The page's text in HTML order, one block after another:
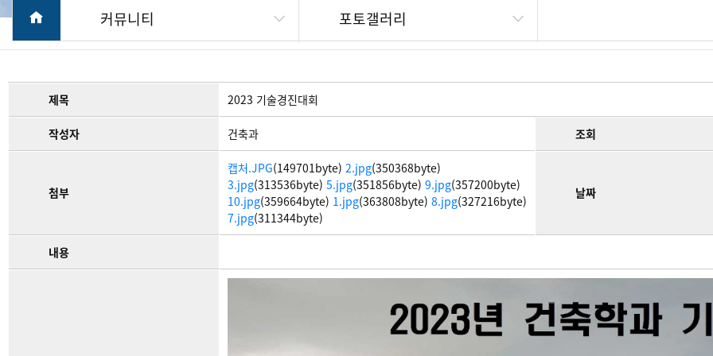
커뮤니티 포토갤러리
제목 2023 기술경진대회
작성자 건축과 조회
첨부
캡처.JPG(149701byte) 2.jpg(350368byte)
3.jpg(313536byte) 5.jpg(351856byte) 9.jpg(357200byte)
10.jpg(359664byte) 1.jpg(363808byte) 8.jpg(327216byte)
7.jpg(311344byte)
날짜
내용